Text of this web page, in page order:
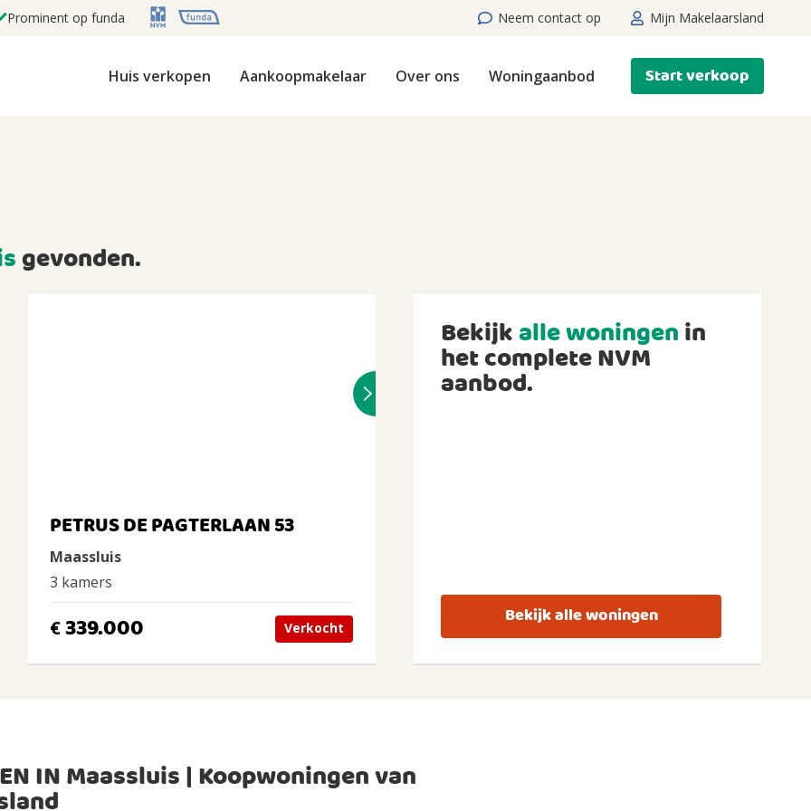
Prominent op funda Neem contact op Mijn Makelaarsland
Huis verkopen Aankoopmakelaar Over ons Woningaanbod Start verkoop
gevonden.
PETRUS DE PAGTERLAAN 53
Maassluis
3 kamers
€339.000 Verkocht
Bekijkalle woningenin
het complete NVM
aanbod.
Bekijk alle woningen
IN Maassluis | Koopwoningen van